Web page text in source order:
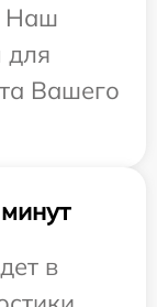
Наш
для
Вашего
в